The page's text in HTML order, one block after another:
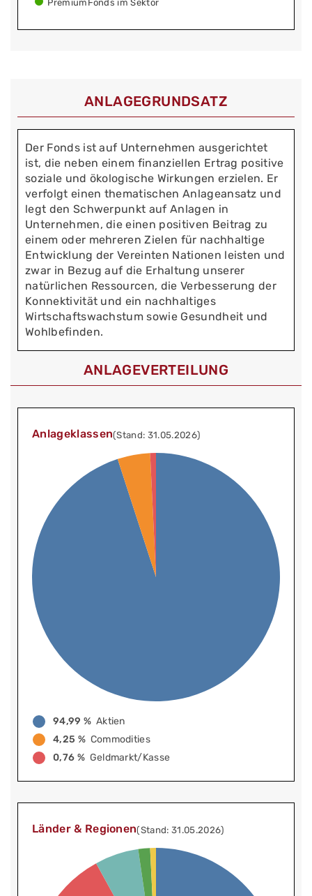
PremiumFonds im Sektor
ANLAGEGRUNDSATZ
Der Fonds ist auf Unternehmen ausgerichtet
ist, die neben einem finanziellen Ertrag positive
soziale und ökologische Wirkungen erzielen. Er
verfolgt einen thematischen Anlageansatz und
legt den Schwerpunkt auf Anlagen in
Unternehmen, die einen positiven Beitrag zu
einem oder mehreren Zielen für nachhaltige
Entwicklung der Vereinten Nationen leisten und
zwar in Bezug auf die Erhaltung unserer
natürlichen Ressourcen, die Verbesserung der
Konnektivität und ein nachhaltiges
Wirtschaftswachstum sowie Gesundheit und
Wohlbefinden.
ANLAGEVERTEILUNG
Anlageklassen(Stand: 31.05.2026)
94,99 % Aktien
4,25 % Commodities
0,76 % Geldmarkt/Kasse
Länder & Regionen(Stand: 31.05.2026)